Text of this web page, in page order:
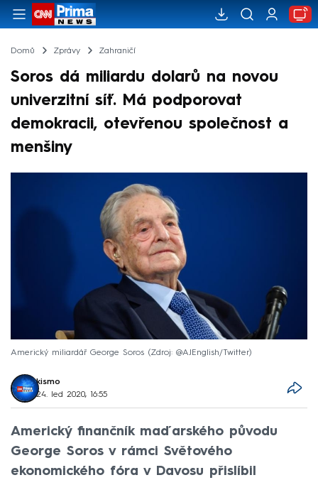
Domů Zprávy Zahraničí
Soros dá miliardu dolarů na novou
univerzitní síť. Má podporovat
demokracii, otevřenou společnost a
menšiny
Americký miliardář George Soros Zdroj: @AJEnglish/Twitter
kismo
24. led 2020, 16:55
Americký finančník maďarského původu
George Soros v rámci Světového
ekonomického fóra v Davosu přislíbil